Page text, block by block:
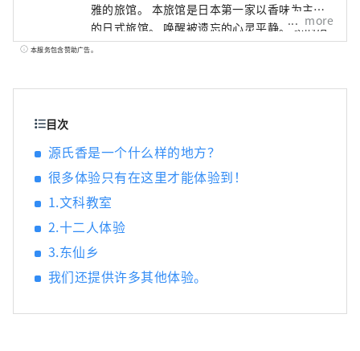
雅的旅馆。 本旅馆是日本第一家以香味为主题
的日式旅馆。 唤醒被遗忘的心灵平静。 您的房
间和整个酒店到处都可以感受到熏香的舒适
more
本服务包含赞助广告。
目次
源氏香是一个什么样的地方？
很多体验只有在这里才能体验到！
1.文科教室
2.十二人体验
3.东仙乡
我们还提供许多其他体验。